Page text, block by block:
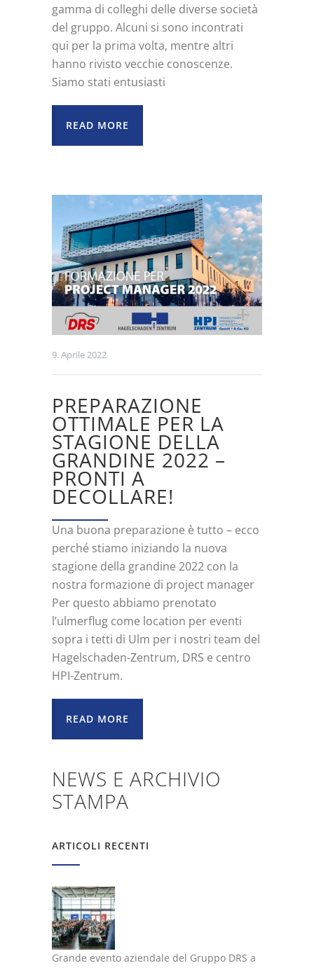
gamma di colleghi delle diverse società
del gruppo. Alcuni si sono incontrati
qui per la prima volta, mentre altri
hanno rivisto vecchie conoscenze.
Siamo stati entusiasti
READ MORE
9. Aprile 2022
PREPARAZIONE
OTTIMALE PER LA
STAGIONE DELLA
GRANDINE 2022 –
PRONTI A
DECOLLARE!
Una buona preparazione è tutto – ecco
perché stiamo iniziando la nuova
stagione della grandine 2022 con la
nostra formazione di project manager
Per questo abbiamo prenotato
l’ulmerflug come location per eventi
sopra i tetti di Ulm per i nostri team del
Hagelschaden-Zentrum, DRS e centro
HPI-Zentrum.
READ MORE
NEWS E ARCHIVIO
STAMPA
ARTICOLI RECENTI
Grande evento aziendale del Gruppo DRS a